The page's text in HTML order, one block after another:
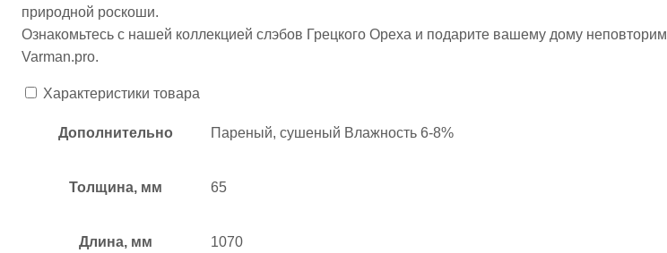
природной роскоши.
Ознакомьтесь с нашей коллекцией слэбов Грецкого Ореха и подарите вашему дому
Varman.pro.
Характеристики товара
Дополнительно Пареный, сушеный Влажность 6-8%
Толщина, мм 65
Длина, мм 1070